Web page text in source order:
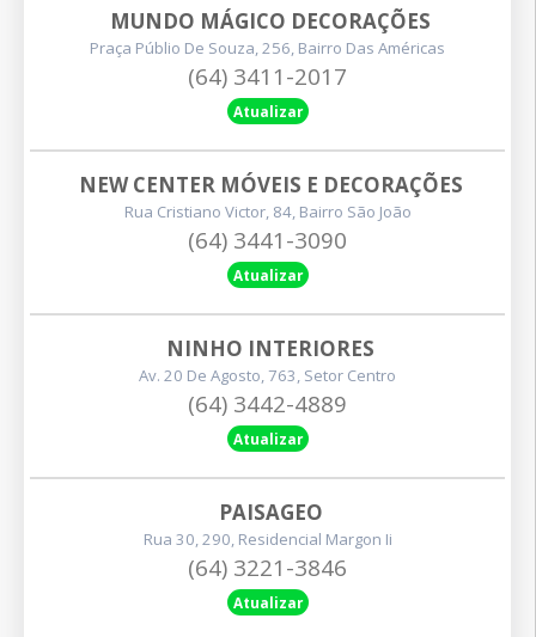
MUNDO MÁGICO DECORAÇÕES
Praça Públio De Souza, 256, Bairro Das Américas
(64) 3411-2017
Atualizar
NEW CENTER MÓVEIS E DECORAÇÕES
Rua Cristiano Victor, 84, Bairro São João
(64) 3441-3090
Atualizar
NINHO INTERIORES
Av. 20 De Agosto, 763, Setor Centro
(64) 3442-4889
Atualizar
PAISAGEO
Rua 30, 290, Residencial Margon Ii
(64) 3221-3846
Atualizar